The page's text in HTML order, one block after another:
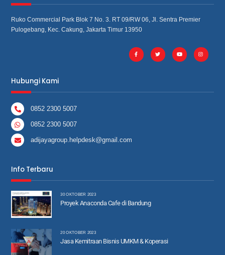
Ruko Commercial Park Blok 7 No. 3. RT 09/RW 06, Jl. Sentra Premier
Pulogebang, Kec. Cakung, Jakarta Timur 13950
Hubungi Kami
0852 2300 5007
0852 2300 5007
adijayagroup.helpdesk@gmail.com
Info Terbaru
30 OKTOBER 2023
Proyek Anaconda Cafe di Bandung
20 OKTOBER 2023
Jasa Kemitraan Bisnis UMKM & Koperasi